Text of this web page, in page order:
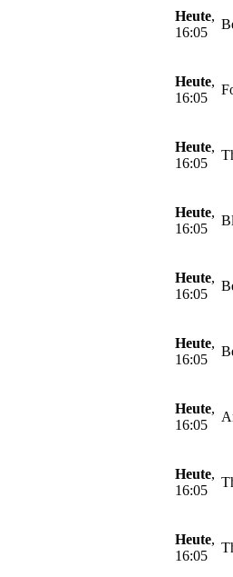
Heute,
16:05
Heute,
16:05
Heute,
16:05
Heute,
16:05
Heute,
16:05
Heute,
16:05
Heute,
16:05
Heute,
16:05
Heute,
16:05